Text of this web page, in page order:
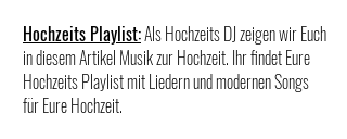
Hochzeits Playlist:Als Hochzeits DJ zeigen wir Euch
in diesem Artikel Musik zur Hochzeit. Ihr findet Eure
Hochzeits Playlist mit Liedern und modernen Songs
für Eure Hochzeit.